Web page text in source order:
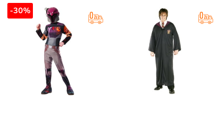
-30%